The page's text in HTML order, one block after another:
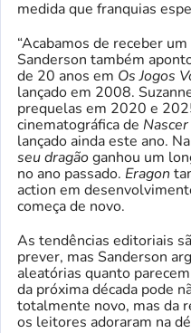
medida que franquias
“Acabamos de receber
Sanderson também
de 20 anos em Os Jogos
lançado em 2008.
prequelas em 2020 e
cinematográfica de
lançado ainda este ano.
seu dragãoganhou um
no ano passado. Eragon
action em
começa de novo.
As tendências editoriais
prever, mas Sanderson
aleatórias quanto
da próxima década pode
totalmente novo, mas da
os leitores adoraram na